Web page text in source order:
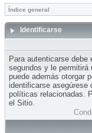
Índice general
Identificarse
Para autenticarse
segundos y le
puede además otorgar
identificarse asegúrese
políticas relacionadas.
el Sitio.